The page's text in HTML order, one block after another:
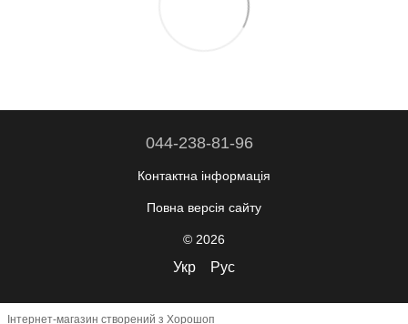
044-238-81-96
Контактна інформація
Повна версія сайту
© 2026
Укр Рус
Інтернет-магазин створений з Хорошоп